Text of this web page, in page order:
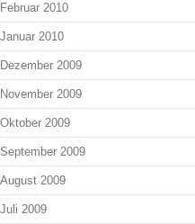
Februar 2010
Januar 2010
Dezember 2009
November 2009
Oktober 2009
September 2009
August 2009
Juli 2009